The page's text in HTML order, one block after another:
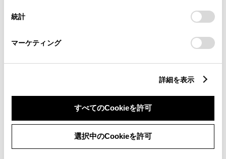
設定の変更、同意を撤回したりするにあたっては、当社の
「Cookie（クッキー）情報の取り扱いについて
」をご覧くだ
統計
マーケティング
詳細を表示
すべてのCookieを許可
選択中のCookieを許可
衝突被害軽減ブレーキ
クルーズコントロール